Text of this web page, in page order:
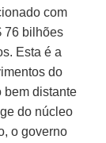
com
76 bilhões
Esta é a
do
bem distante
do núcleo
o governo